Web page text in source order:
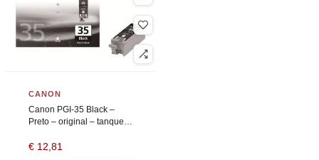
CANON
Canon PGI-35 Black –
Preto – original – tanque
€ 12,81